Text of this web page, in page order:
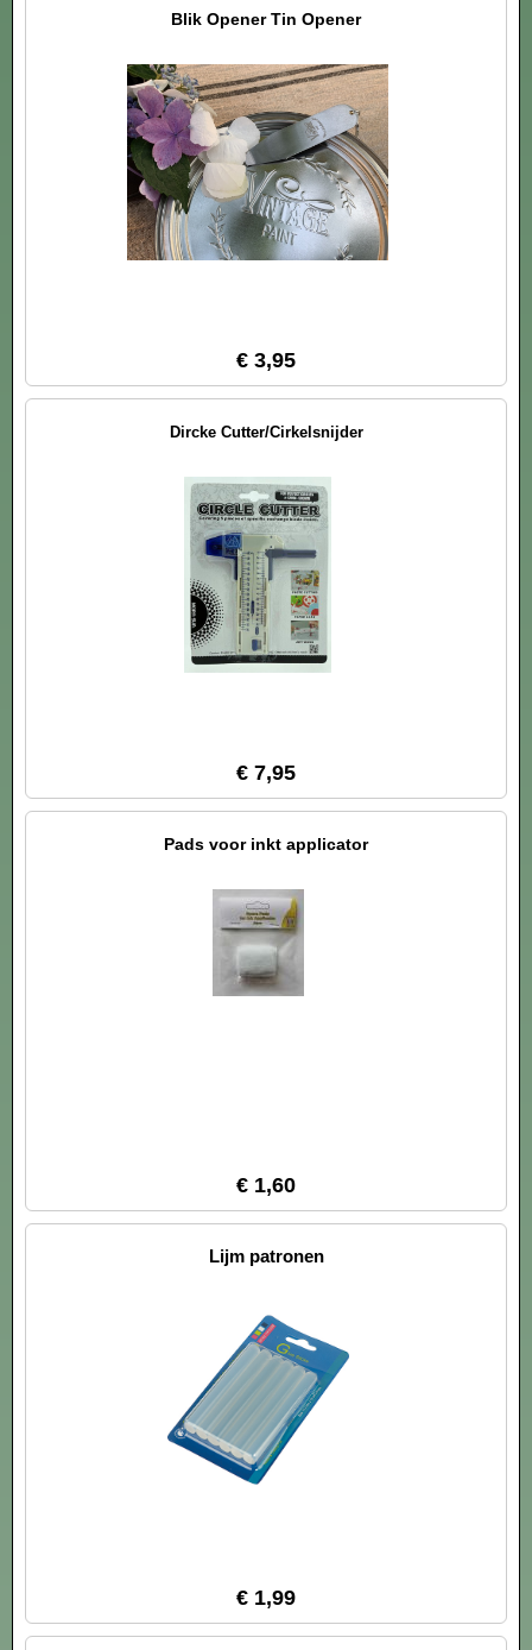
Blik Opener Tin Opener
€ 3,95
Dircke Cutter/Cirkelsnijder
€ 7,95
Pads voor inkt applicator
€ 1,60
Lijm patronen
€ 1,99